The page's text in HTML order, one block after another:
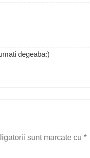
degeaba:)
sunt marcate cu *